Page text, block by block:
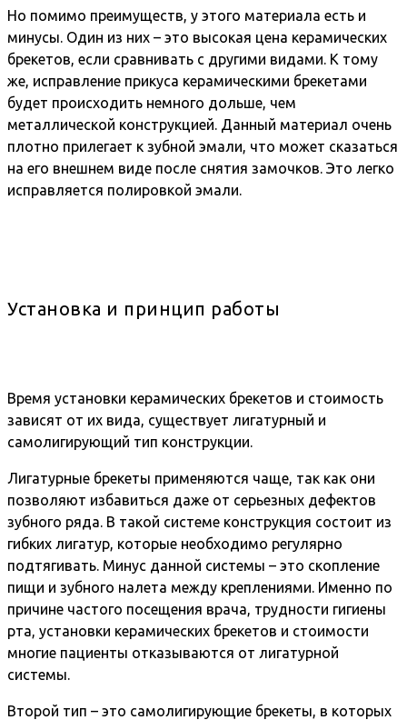
Но помимо преимуществ, у этого материала есть и
минусы. Один из них – это высокая цена керамических
брекетов, если сравнивать с другими видами. К тому
же, исправление прикуса керамическими брекетами
будет происходить немного дольше, чем
металлической конструкцией. Данный материал очень
плотно прилегает к зубной эмали, что может сказаться
на его внешнем виде после снятия замочков. Это легко
исправляется полировкой эмали.
Установка и принцип работы
Время установки керамических брекетов и стоимость
зависят от их вида, существует лигатурный и
самолигирующий тип конструкции.
Лигатурные брекеты применяются чаще, так как они
позволяют избавиться даже от серьезных дефектов
зубного ряда. В такой системе конструкция состоит из
гибких лигатур, которые необходимо регулярно
подтягивать. Минус данной системы – это скопление
пищи и зубного налета между креплениями. Именно по
причине частого посещения врача, трудности гигиены
рта, установки керамических брекетов и стоимости
многие пациенты отказываются от лигатурной
системы.
Второй тип – это самолигирующие брекеты, в которых